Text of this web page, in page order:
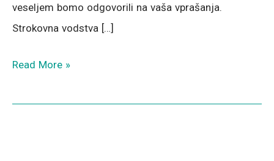
veseljem bomo odgovorili na vaša vprašanja.
Strokovna vodstva […]
Read More »